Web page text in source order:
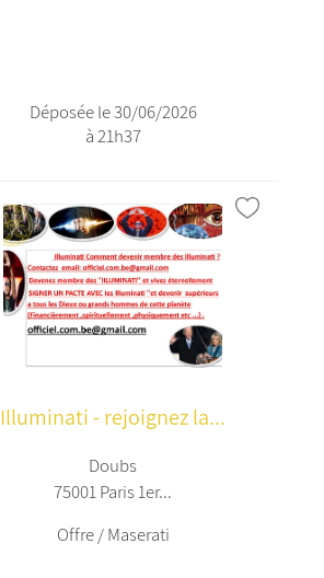
Déposée le 30/06/2026
à 21h37
Illuminati - rejoignez la...
Doubs
75001 Paris 1er...
Offre / Maserati